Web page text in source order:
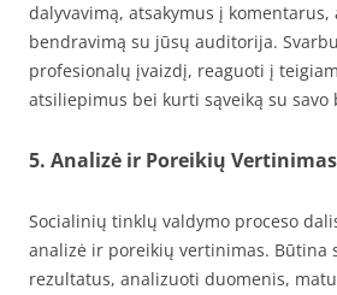
dalyvavimą, atsakymus į
bendravimą su jūsų auditorija.
profesionalų įvaizdį, reaguoti į
atsiliepimus bei kurti sąveiką su savo
5. Analizė ir Poreikių Vertinimas
Socialinių tinklų valdymo proceso
analizė ir poreikių vertinimas. Būtina
rezultatus, analizuoti duomenis,